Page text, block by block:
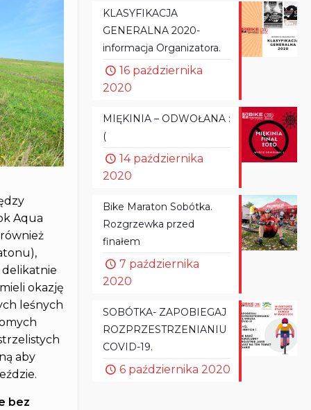
Aqua
delikatnie
okazję
leśnych
aby
bez
KLASYFIKACJA
GENERALNA 2020-
informacja Organizatora.
16 października
2020
MIĘKINIA – ODWOŁANA :
(
14 października
2020
Bike Maraton Sobótka.
Rozgrzewka przed
finałem
7 października
2020
SOBÓTKA- ZAPOBIEGAJ
ROZPRZESTRZENIANIU
COVID-19.
6 października 2020